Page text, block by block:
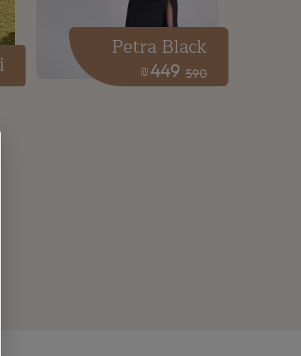
590
449
₪
Petra Black